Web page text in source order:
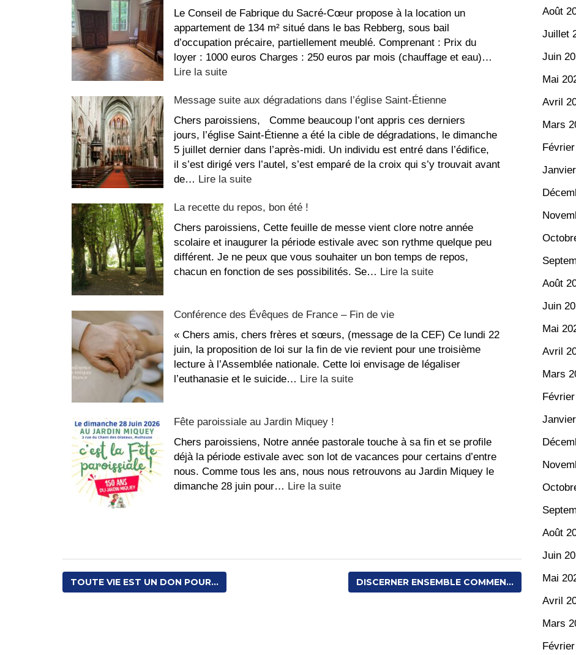
Le Conseil de Fabrique du Sacré-Cœur propose à la location un
appartement de 134 m² situé dans le bas Rebberg, sous bail
d’occupation précaire, partiellement meublé. Comprenant : Prix du
loyer : 1000 euros Charges : 250 euros par mois (chauffage et eau)…
Lire la suite:
à
louer
Sacré-
Coeur
Message suite aux dégradations dans l’église Saint-Étienne
Chers paroissiens, Comme beaucoup l’ont appris ces derniers
jours, l’église Saint-Étienne a été la cible de dégradations, le dimanche
5 juillet dernier dans l’après-midi. Un individu est entré dans l’édifice,
il s’est dirigé vers l’autel, s’est emparé de la croix qui s’y trouvait avant
de… Lire la suite:
suite
aux
dégradations
l’église
La recette du repos, bon été !
Chers paroissiens, Cette feuille de messe vient clore notre année
scolaire et inaugurer la période estivale avec son rythme quelque peu
différent. Je ne peux que vous souhaiter un bon temps de repos,
chacun en fonction de ses possibilités. Se… Lire la suite:
repos,
bon
été
!
Conférence des Évêques de France – Fin de vie
« Chers amis, chers frères et sœurs, (message de la CEF) Ce lundi 22
juin, la proposition de loi sur la fin de vie revient pour une troisième
lecture à l’Assemblée nationale. Cette loi envisage de légaliser
l’euthanasie et le suicide… Lire la suite:
de
Fête paroissiale au Jardin Miquey !
Chers paroissiens, Notre année pastorale touche à sa fin et se profile
déjà la période estivale avec son lot de vacances pour certains d’entre
nous. Comme tous les ans, nous nous retrouvons au Jardin Miquey le
dimanche 28 juin pour… Lire la suite:
Miquey
TOUTE VIE EST UN DON POUR... DISCERNER ENSEMBLE COMMEN...
Août
Juillet
Juin
Mai
Avril
Mars
Août
Juin
Mai
Avril
Mars
Août
Juin
Mai
Avril
Mars